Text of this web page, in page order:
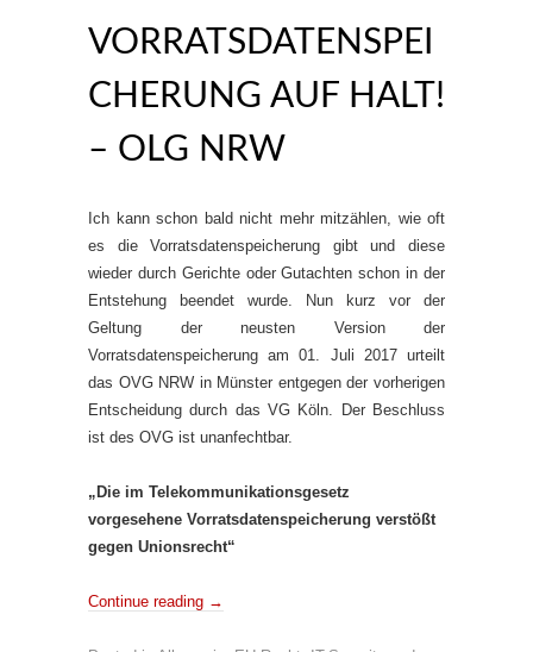
VORRATSDATENSPEI
CHERUNG AUF HALT!
– OLG NRW
Ich kann schon bald nicht mehr mitzählen, wie oft
es die Vorratsdatenspeicherung gibt und diese
wieder durch Gerichte oder Gutachten schon in der
Entstehung beendet wurde. Nun kurz vor der
Geltung der neusten Version der
Vorratsdatenspeicherung am 01. Juli 2017 urteilt
das OVG NRW in Münster entgegen der vorherigen
Entscheidung durch das VG Köln. Der Beschluss
ist des OVG ist unanfechtbar.
„Die im Telekommunikationsgesetz
vorgesehene Vorratsdatenspeicherung verstößt
gegen Unionsrecht“
Continue reading →